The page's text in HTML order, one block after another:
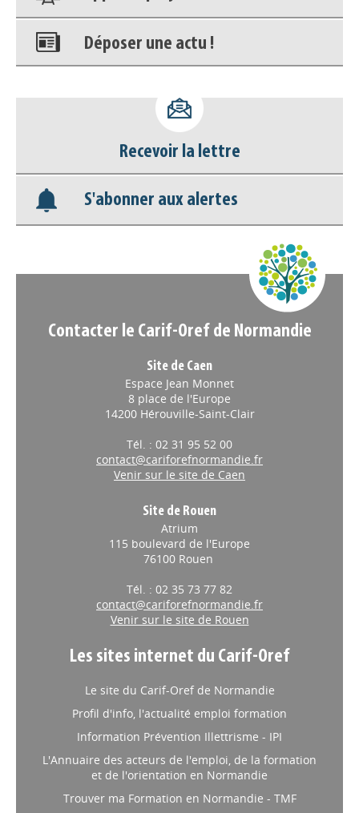
Déposer une actu !
déconnecter)
Base documentaire
Nos veilles Scoop.it
Recevoir la lettre
S'abonner aux alertes
Contacter le Carif-Oref de Normandie
Site de Caen
Espace Jean Monnet
8 place de l'Europe
14200 Hérouville-Saint-Clair
Tél. : 02 31 95 52 00
contact@cariforefnormandie.fr
Venir sur le site de Caen
Site de Rouen
Atrium
115 boulevard de l'Europe
76100 Rouen
Tél. : 02 35 73 77 82
contact@cariforefnormandie.fr
Venir sur le site de Rouen
Les sites internet du Carif-Oref
Le site du Carif-Oref de Normandie
Profil d'info, l'actualité emploi formation
Information Prévention Illettrisme - IPI
L'Annuaire des acteurs de l'emploi, de la formation
et de l'orientation en Normandie
Trouver ma Formation en Normandie - TMF